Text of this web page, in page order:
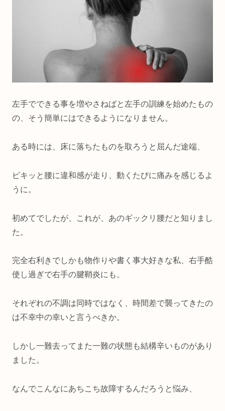
左手でできる事を増やさねばと左手の訓練を始めたもの
の、そう簡単にはできるようになりません。
ある時には、床に落ちたものを取ろうと屈んだ途端、
ピキッと腰に違和感が走り、動くたびに痛みを感じるよ
うに。
初めてでしたが、これが、あのギックリ腰だと知りまし
た。
完全右利きでしかも物作りや書く事大好きな私、右手酷
使し過ぎで右手の腱鞘炎にも。
それぞれの不調は同時ではなく、時間差で襲ってきたの
は不幸中の幸いと言うべきか。
しかし一難去ってまた一難の状態も結構辛いものがあり
ました。
なんでこんなにあちこち故障するんだろうと悩み、